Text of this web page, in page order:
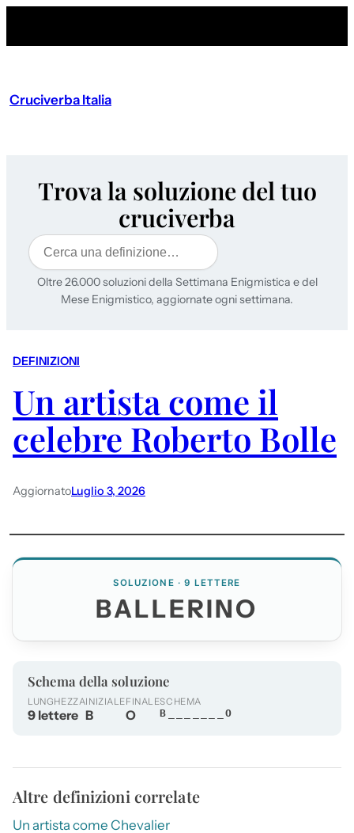
Cruciverba Italia
Trova la soluzione del tuo
cruciverba
Cerca
Oltre 26.000 soluzioni della Settimana Enigmistica e del
Mese Enigmistico, aggiornate ogni settimana.
DEFINIZIONI
Un artista come il
celebre Roberto Bolle
AggiornatoLuglio 3, 2026
SOLUZIONE · 9 LETTERE
BALLERINO
Schema della soluzione
LUNGHEZZA
9 lettere
INIZIALE
B
FINALE
O
SCHEMA
B_______O
Altre definizioni correlate
Un artista come Chevalier